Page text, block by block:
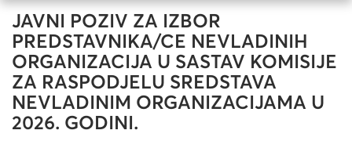
JAVNI POZIV ZA IZBOR
PREDSTAVNIKA/CE NEVLADINIH
ORGANIZACIJA U SASTAV KOMISIJE
ZA RASPODJELU SREDSTAVA
NEVLADINIM ORGANIZACIJAMA U
2026. GODINI.